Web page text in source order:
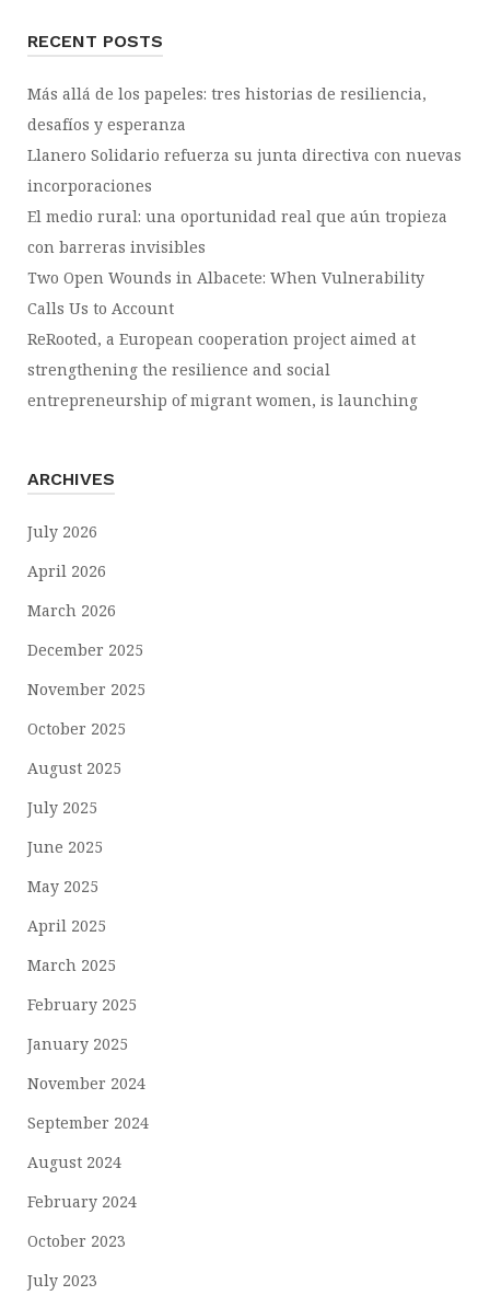
RECENT POSTS
Más allá de los papeles: tres historias de resiliencia,
desafíos y esperanza
Llanero Solidario refuerza su junta directiva con nuevas
incorporaciones
El medio rural: una oportunidad real que aún tropieza
con barreras invisibles
Two Open Wounds in Albacete: When Vulnerability
Calls Us to Account
ReRooted, a European cooperation project aimed at
strengthening the resilience and social
entrepreneurship of migrant women, is launching
ARCHIVES
July 2026
April 2026
March 2026
December 2025
November 2025
October 2025
August 2025
July 2025
June 2025
May 2025
April 2025
March 2025
February 2025
January 2025
November 2024
September 2024
August 2024
February 2024
October 2023
July 2023